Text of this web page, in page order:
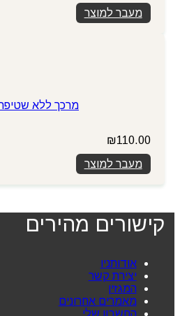
מעבר למוצר
מרכך ללא
₪110.00
מעבר למוצר
קישורים מהירים
אודותניו
יצירת קשר
המגזין
מאמרים אחרונים
החשבון שלי